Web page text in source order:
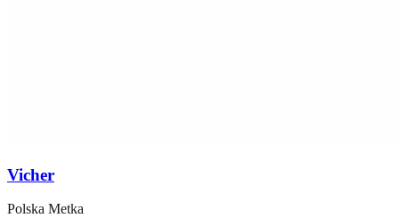
Vicher
Polska Metka